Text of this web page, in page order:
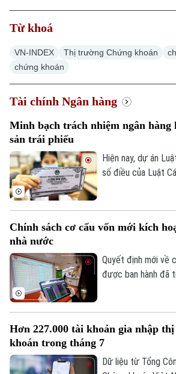
Từ khoá
VN-INDEX Thị trường Chứng khoán
chứng khoán
Tài chính Ngân hàng
Minh bạch trách nhiệm ngân
sản trái phiếu
Hiện nay, dự án
số điều của Luật
xuất cho phép ngân
phiếu doanh nghiệp.
Chính sách cơ cấu vốn mới kích
nhà nước
Quyết định mới về
được ban hành đã
đưa VN-Index đảo
Hơn 227.000 tài khoản gia nhập
khoán trong tháng 7
Dữ liệu từ Tổng